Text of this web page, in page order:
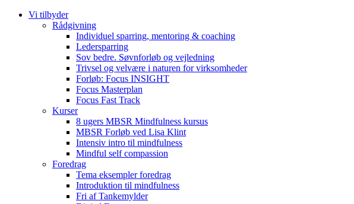
Vi tilbyder
Rådgivning
Individuel sparring, mentoring & coaching
Ledersparring
Sov bedre. Søvnforløb og vejledning
Trivsel og velvære i naturen for virksomheder
Forløb: Focus INSIGHT
Focus Masterplan
Focus Fast Track
Kurser
8 ugers MBSR Mindfulness kursus
MBSR Forløb ved Lisa Klint
Intensiv intro til mindfulness
Mindful self compassion
Foredrag
Tema eksempler foredrag
Introduktion til mindfulness
Fri af Tankemylder